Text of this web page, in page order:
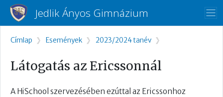
Ugrás a tartalomra
Jedlik Ányos Gimnázium
Morzsa
Címlap Események 2023/2024 tanév
Látogatás az Ericssonnál
A HiSchool szervezésében ezúttal az Ericssonhoz